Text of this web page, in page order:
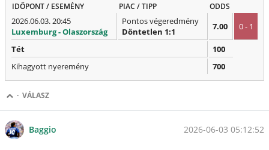
IDŐPONT / ESEMÉNY PIAC / TIPP ODDS
2026.06.03. 20:45
Luxemburg - Olaszország
Pontos végeredmény
Döntetlen 1:1
7.00 0 - 1
Tét
100
Kihagyott nyeremény
700
· VÁLASZ
Baggio 2026-06-03 05:12:52